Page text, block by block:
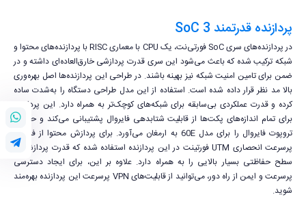
پردازنده قدرتمند SoC 3
در پردازنده‌های سری SoC فورتی‌نت، یک CPU با معماری RISC با پردازنده‌های محتوا و
شبکه ترکیب شده‌ که باعث می‌شود این سری قدرت پردازشی خارق‌العاده‌ای داشته و در
ضمن برای تامین امنیت شبکه نیز بهینه باشند. در طراحی این پردازنده‌ها اصل بهره‌وری
بالا مد نظر قرار داده شده است. استفاده از این مدل طراحی دستگاه را به‌شدت ساده
کرده و قدرت عملکردی بی‌سابقه برای شبکه‌های کوچک‌تر به همراه دارد. این پردازنده
برای تمام اندازه‌های پکت‌ها از قابلیت شتابدهی فایروال پشتیبانی می‌کند و حداکثر
تروپوت فایروال را برای مدل 60E به ارمغان می‌آورد. برای پردازش محتوا از فناوری
پرسرعت انحصاری UTM فورتینت در این پردازنده استفاده شده که قدرت پردازشی و
سطح حفاظتی بسیار بالایی را به همراه دارد. علاوه بر این، برای ایجاد دسترسی
پرسرعت و ایمن از راه دور، می‌توانید از قابلیت‌های VPN پرسرعت این پردازنده بهره‌مند
شوید.